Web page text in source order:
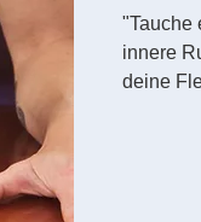
"Tauche
innere
deine